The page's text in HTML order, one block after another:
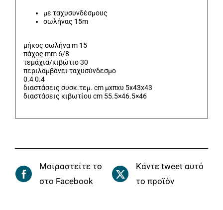
με ταχυσυνδέσμους
σωλήνας 15m
μήκος σωλήνα m 15
πάχος mm 6/8
τεμάχια/κιβώτιο 30
περιλαμβάνει ταχυσύνδεσμο
0.4 0.4
διαστάσεις συσκ.τεμ. cm μxπxυ 5x43x43
διαστάσεις κιβωτίου cm 55.5×46.5×46
Μοιραστείτε το
στο Facebook
Κάντε tweet αυτό
το προϊόν